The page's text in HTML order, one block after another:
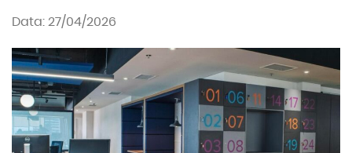
Data: 27/04/2026